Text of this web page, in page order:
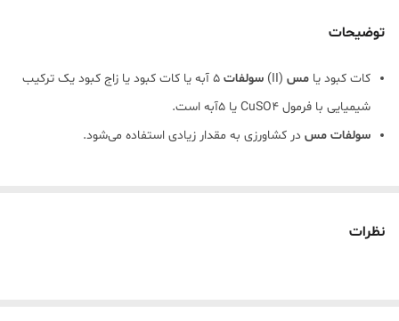
توضیحات
کات کبود یا مس (II) سولفات
5 آبه یا کات کبود یا زاج کبود یک ترکیب
شیمیایی با فرمول CuSO4 یا ۵آبه است.
سولفات مس در کشاورزی به مقدار زیادی استفاده می‌شود.
نظرات